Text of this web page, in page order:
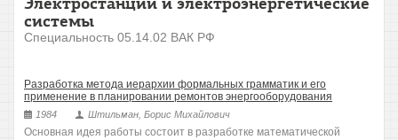
системы
Специальность 05.14.02 ВАК РФ
Разработка метода иерархии формальных грамматик и его
применение в планировании ремонтов энергооборудования
1984 Штильман, Борис Михайлович
Основная идея работы состоит в разработке математической